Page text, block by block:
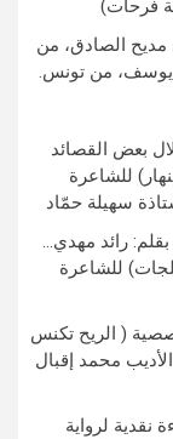
فرحات)
مديح الصادق، من
يوسف، من تونس.
بعض القصائد
للشاعرة
سهيلة حمّاد
رائد مهدي…
للشاعرة
( الريح تكنس
محمد إقبال
نقدية لرواية